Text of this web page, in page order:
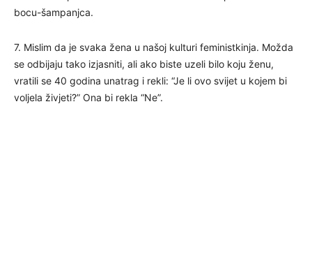
bocu-šampanjca.
7. Mislim da je svaka žena u našoj kulturi feministkinja. Možda
se odbijaju tako izjasniti, ali ako biste uzeli bilo koju ženu,
vratili se 40 godina unatrag i rekli: “Je li ovo svijet u kojem bi
voljela živjeti?” Ona bi rekla “Ne”.